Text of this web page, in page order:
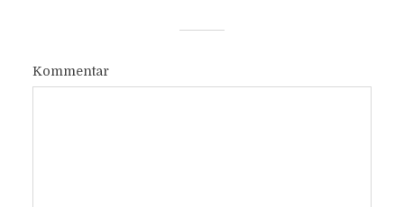
Kommentar